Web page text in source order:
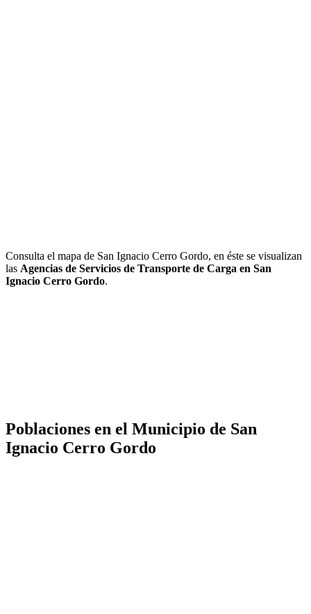
Consulta el mapa de San Ignacio Cerro Gordo, en éste se visualizan
las Agencias de Servicios de Transporte de Carga en San
Ignacio Cerro Gordo.
Poblaciones en el Municipio de San
Ignacio Cerro Gordo